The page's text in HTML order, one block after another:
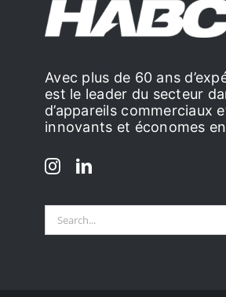
Avec plus de 60 ans
est le leader du secteur
d’appareils commerciaux
innovants et économes
Search